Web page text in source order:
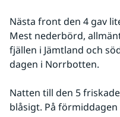
Nästa front den 4 gav
Mest nederbörd,
fjällen i Jämtland och
dagen i Norrbotten.
Natten till den 5
blåsigt. På förmiddagen